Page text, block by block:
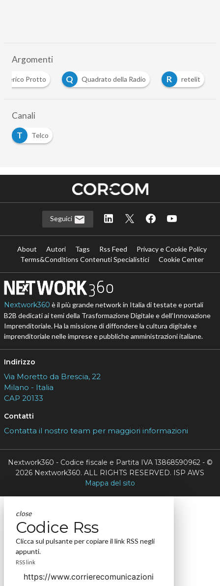
Argomenti
Protto Q Quadrato della Radio R retelit
Canali
T
Telco
Seguici
About Autori Tags Rss Feed
Privacy e Cookie Policy
Terms&Conditions Contenuti Specialistici
Cookie Center
Nextwork360 è il più grande network in Italia di testate e portali
B2B dedicati ai temi della Trasformazione Digitale e dell’Innovazione
Imprenditoriale. Ha la missione di diffondere la cultura digitale e
imprenditoriale nelle imprese e pubbliche amministrazioni italiane.
Indirizzo
Via Moretto da Brescia, 22
Milano - Italia
CAP 20133
Contatti
Contatta il nostro team per maggiori informazioni
Nextwork360 - Codice fiscale e Partita IVA 13868590962 - ©
2026 Nextwork360. ALL RIGHTS RESERVED. ISP AWS
Mappa del sito
close
Codice Rss
Clicca sul pulsante per copiare il link RSS negli
appunti.
RSS link